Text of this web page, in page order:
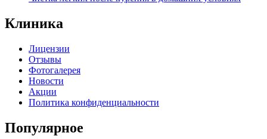
Клиника
Лицензии
Отзывы
Фотогалерея
Новости
Акции
Политика конфиденциальности
Популярное